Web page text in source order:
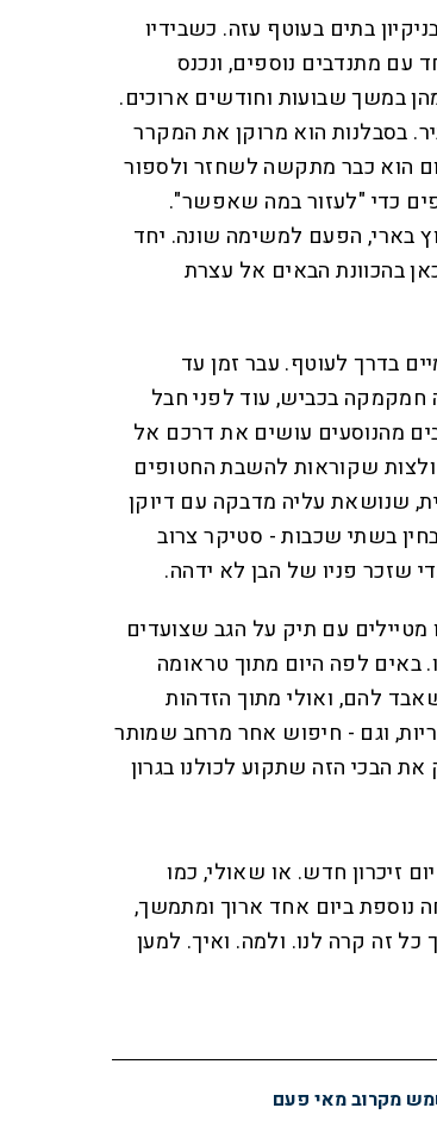
בתים בעוטף עזה. כשבידיו
עם מתנדבים נוספים, ונכנס
במשך שבועות וחודשים ארוכים.
בסבלנות הוא מרוקן את המקרר
הוא כבר מתקשה לשחזר ולספור
כדי "לעזור במה שאפשר".
הוא נמצא בקיבוץ בארי, הפעם למשימה שונה. יחד
בהכוונת הבאים אל עצרת
בדרך לעוטף. עבר זמן עד
חמקמקה בכביש, עוד לפני חבל
מהנוסעים עושים את דרכם אל
שקוראות להשבת החטופים
שנושאת עליה מדבקה עם דיוקן
בשתי שכבות - סטיקר צרוב
שזכר פניו של הבן לא ידהה.
מטיילים עם תיק על הגב שצועדים
באים לפה היום מתוך טראומה
להם, ואולי מתוך הזדהות
וגם - חיפוש אחר מרחב שמותר
הבכי הזה שתקוע לכולנו בגרון
זיכרון חדש. או שאולי, כמו
נוספת ביום אחד ארוך ומתמשך,
זה קרה לנו. ולמה. ואיך. למען
מקרוב מאי פעם